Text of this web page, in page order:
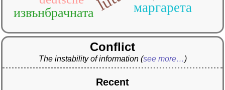
маргарета
извънбрачната
Conflict
The instability of information (see more…)
Recent